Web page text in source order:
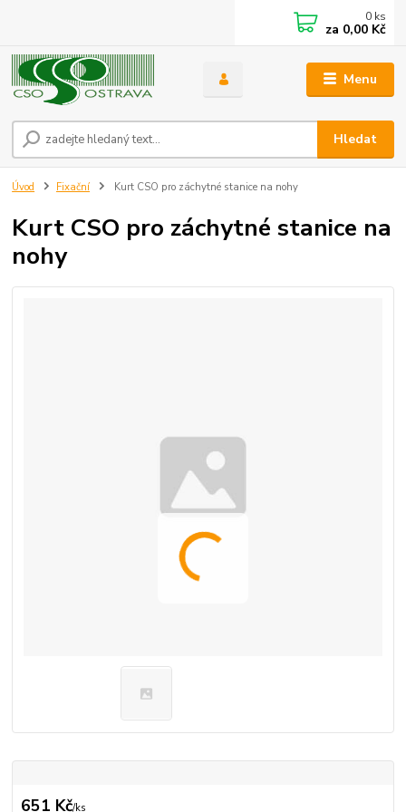
Menu
Hledat
0 ks
za 0,00 Kč
Úvod Fixační Kurt CSO pro záchytné stanice na nohy
Kurt CSO pro záchytné stanice na
nohy
651 Kč/ks